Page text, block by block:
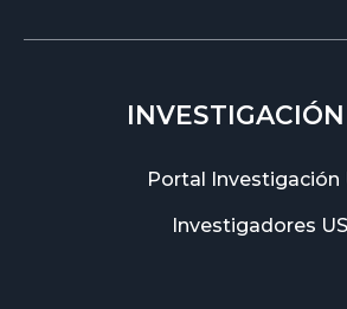
Portal Investigación
Investigadores